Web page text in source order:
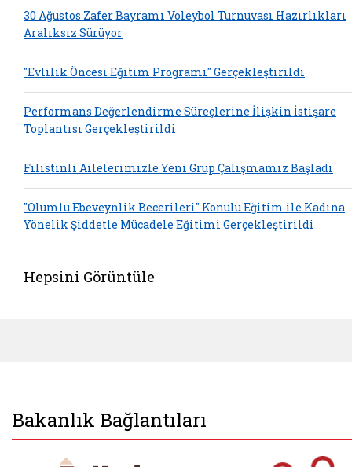
30 Ağustos Zafer Bayramı Voleybol Turnuvası Hazırlıkları
Aralıksız Sürüyor
"Evlilik Öncesi Eğitim Programı" Gerçekleştirildi
Performans Değerlendirme Süreçlerine İlişkin İstişare
Toplantısı Gerçekleştirildi
Filistinli Ailelerimizle Yeni Grup Çalışmamız Başladı
"Olumlu Ebeveynlik Becerileri" Konulu Eğitim ile Kadına
Yönelik Şiddetle Mücadele Eğitimi Gerçekleştirildi
Hepsini Görüntüle
Bakanlık Bağlantıları